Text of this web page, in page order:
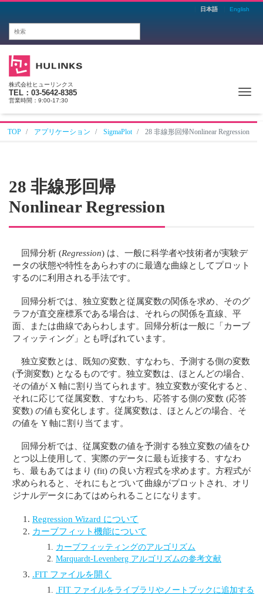
日本語 English
株式会社ヒューリンクス
TEL：03-5642-8385
営業時間：9:00-17:30
TOP アプリケーション SigmaPlot 28 非線形回帰Nonlinear Regression
28 非線形回帰
Nonlinear Regression
回帰分析 (Regression) は、一般に科学者や技術者が実験デ
ータの状態や特性をあらわすのに最適な曲線としてプロット
するのに利用される手法です。
回帰分析では、独立変数と従属変数の関係を求め、そのグ
ラフが直交座標系である場合は、それらの関係を直線、平
面、または曲線であらわします。回帰分析は一般に「カーブ
フィッティング」とも呼ばれています。
独立変数とは、既知の変数、すなわち、予測する側の変数
(予測変数) となるものです。独立変数は、ほとんどの場合、
その値が X 軸に割り当てられます。独立変数が変化すると、
それに応じて従属変数、すなわち、応答する側の変数 (応答
変数) の値も変化します。従属変数は、ほとんどの場合、そ
の値を Y 軸に割り当てます。
回帰分析では、従属変数の値を予測する独立変数の値をひ
とつ以上使用して、実際のデータに最も近接する、すなわ
ち、最もあてはまり (fit) の良い方程式を求めます。方程式が
求められると、それにもとづいて曲線がプロットされ、オリ
ジナルデータにあてはめられることになります。
Regression Wizard について
カーブフィット機能について
カーブフィッティングのアルゴリズム
Marquardt-Levenberg アルゴリズムの参考文献
.FIT ファイルを開く
.FIT ファイルをライブラリやノートブックに追加する